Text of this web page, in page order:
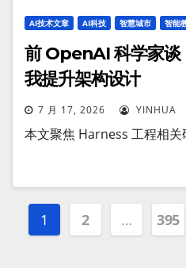
AI技术文章 AI科技 智慧城市 智能
前 OpenAI 科学家
我提升架构设计
7 月 17, 2026 YINHUA
本文聚焦 Harness 工程相
文
1 2 … 395